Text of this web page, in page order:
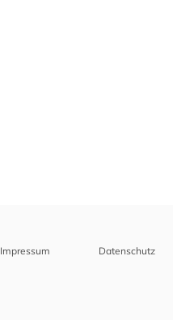
Impressum Datenschutz